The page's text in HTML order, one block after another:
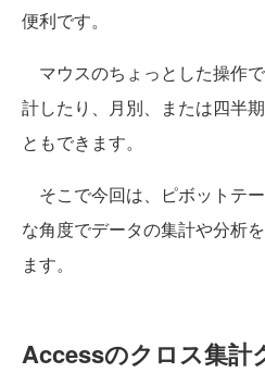
便利です。
マウスのちょっとした操作
計したり、月別、または四半
ともできます。
そこで今回は、ピボットテ
な角度でデータの集計や分析
ます。
Accessのクロス集計